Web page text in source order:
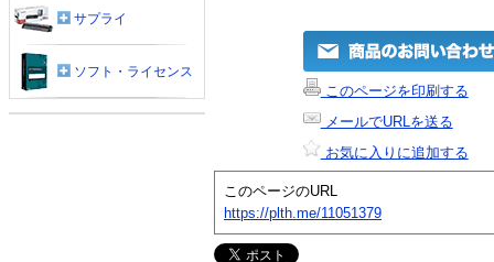
このページを印刷する
メールでURLを送る
お気に入りに追加する
このページのURL
https://plth.me/11051379
サプライ
ソフト・ライセンス